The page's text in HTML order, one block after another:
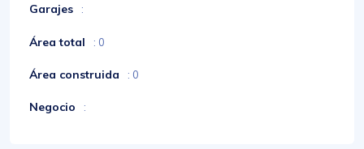
Garajes :
Área total : 0
Área construida : 0
Negocio :